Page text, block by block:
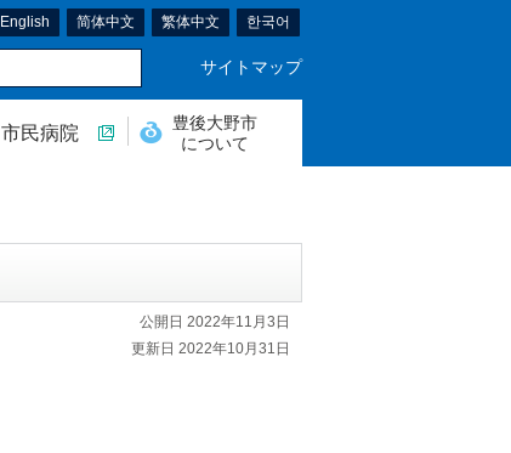
English 简体中文 繁体中文 한국어
サイトマップ
市民病院
豊後大野市
について
公開日 2022年11月3日
更新日 2022年10月31日